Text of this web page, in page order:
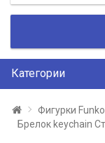
Категории
Фигурки
Брелок keychain